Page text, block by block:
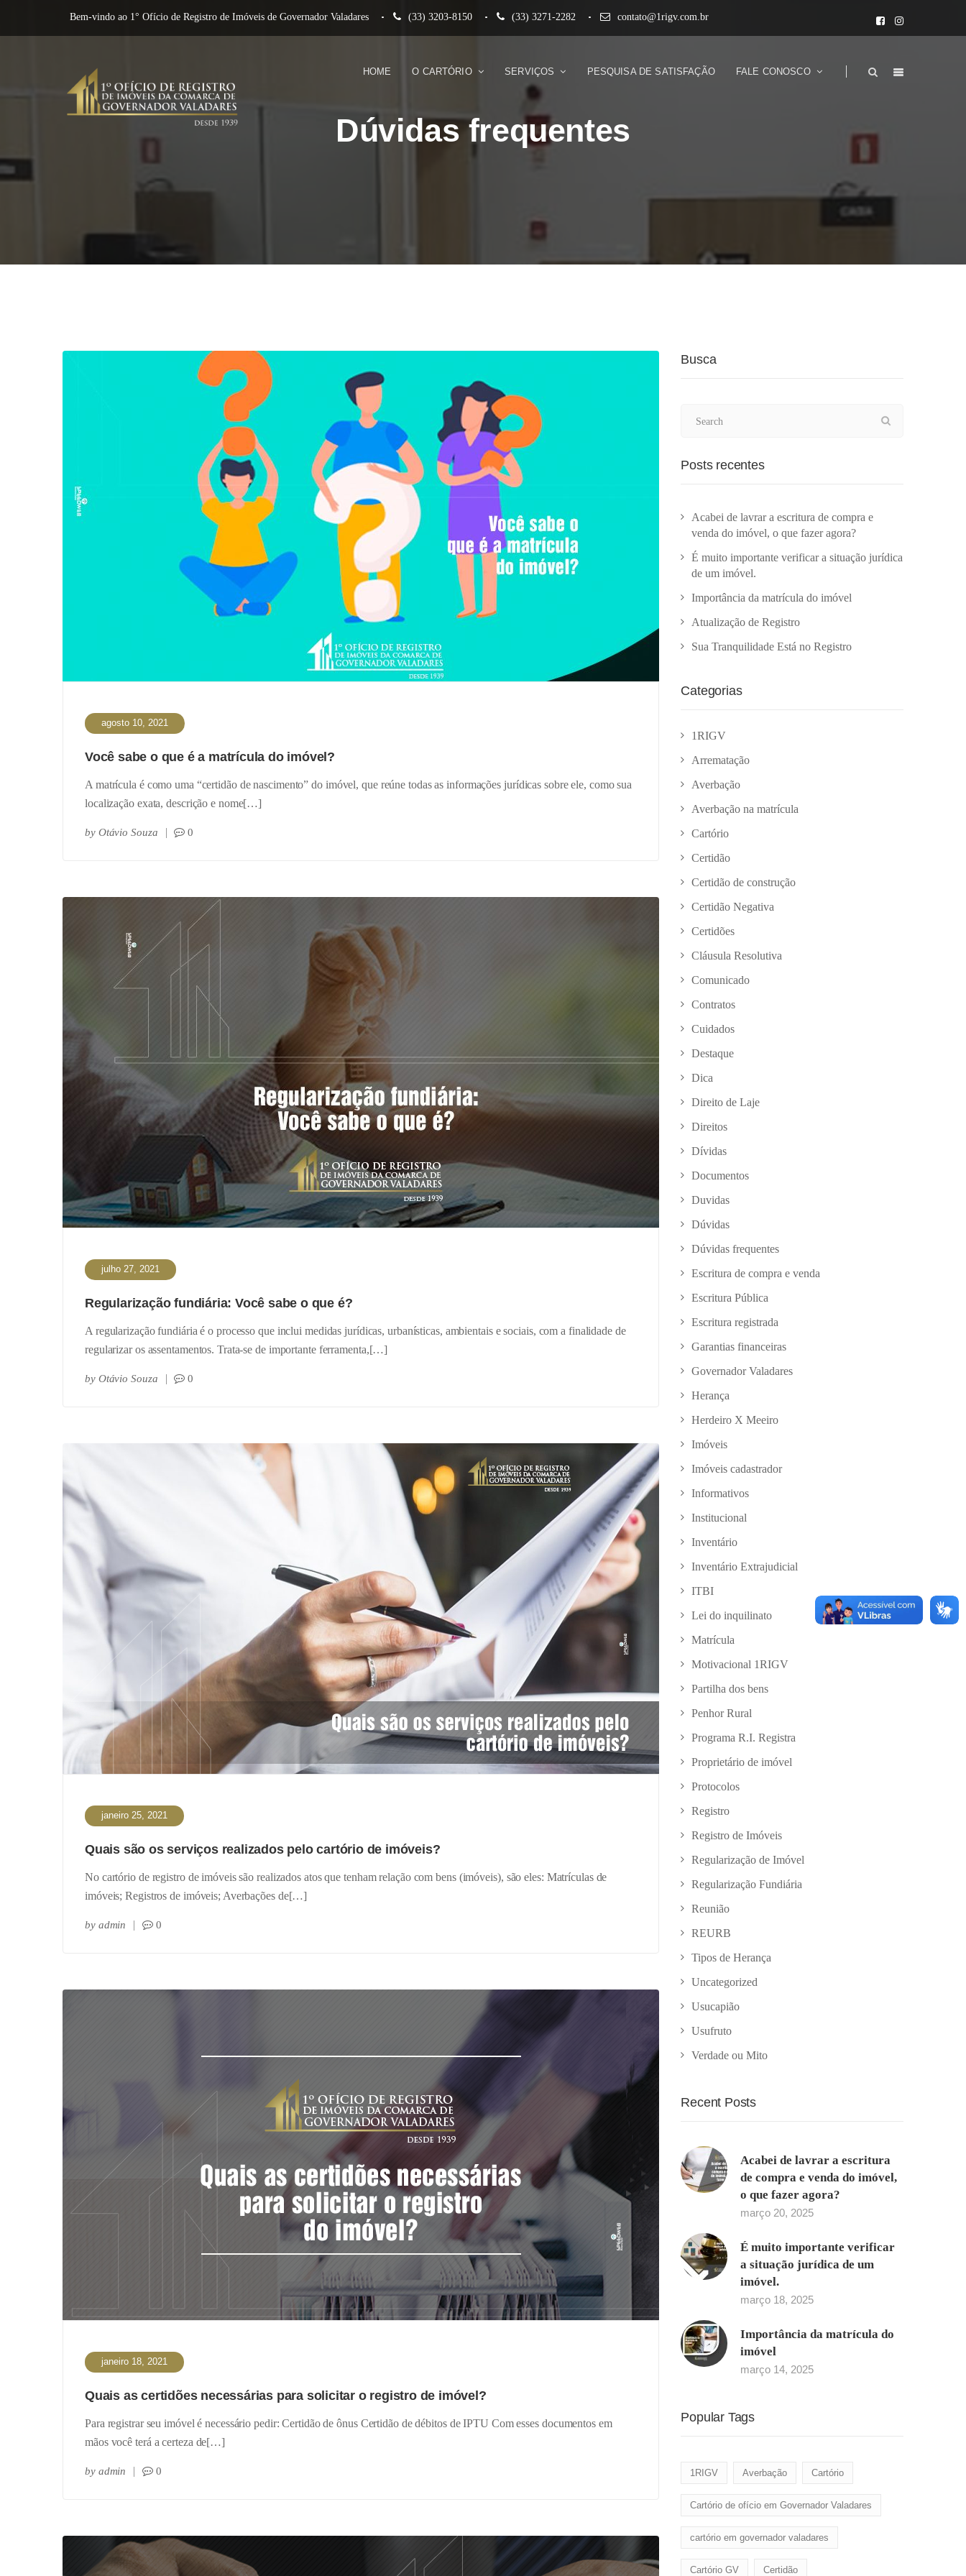
Bem-vindo ao 1° Ofício de Registro de Imóveis de Governador Valadares (33) 3203-8150 (33) 3271-2282 contato@1rigv.com.br
HOME O CARTÓRIO SERVIÇOS PESQUISA DE SATISFAÇÃO FALE CONOSCO
Dúvidas frequentes
agosto 10, 2021
Você sabe o que é a matrícula do imóvel?
A matrícula é como uma “certidão de nascimento” do imóvel, que reúne todas as informações jurídicas sobre ele, como sua
localização exata, descrição e nome[…]
by Otávio Souza 0
julho 27, 2021
Regularização fundiária: Você sabe o que é?
A regularização fundiária é o processo que inclui medidas jurídicas, urbanísticas, ambientais e sociais, com a finalidade de
regularizar os assentamentos. Trata-se de importante ferramenta,[…]
by Otávio Souza 0
janeiro 25, 2021
Quais são os serviços realizados pelo cartório de imóveis?
No cartório de registro de imóveis são realizados atos que tenham relação com bens (imóveis), são eles: Matrículas de
imóveis; Registros de imóveis; Averbações de[…]
by admin 0
janeiro 18, 2021
Quais as certidões necessárias para solicitar o registro de imóvel?
Para registrar seu imóvel é necessário pedir: Certidão de ônus Certidão de débitos de IPTU Com esses documentos em
mãos você terá a certeza de[…]
by admin 0
Busca
Posts recentes
Acabei de lavrar a escritura de compra e
venda do imóvel, o que fazer agora?
É muito importante verificar a situação jurídica
de um imóvel.
Importância da matrícula do imóvel
Atualização de Registro
Sua Tranquilidade Está no Registro
Categorias
1RIGV
Arrematação
Averbação
Averbação na matrícula
Cartório
Certidão
Certidão de construção
Certidão Negativa
Certidões
Cláusula Resolutiva
Comunicado
Contratos
Cuidados
Destaque
Dica
Direito de Laje
Direitos
Dívidas
Documentos
Duvidas
Dúvidas
Dúvidas frequentes
Escritura de compra e venda
Escritura Pública
Escritura registrada
Garantias financeiras
Governador Valadares
Herança
Herdeiro X Meeiro
Imóveis
Imóveis cadastrador
Informativos
Institucional
Inventário
Inventário Extrajudicial
ITBI
Lei do inquilinato
Matrícula
Motivacional 1RIGV
Partilha dos bens
Penhor Rural
Programa R.I. Registra
Proprietário de imóvel
Protocolos
Registro
Registro de Imóveis
Regularização de Imóvel
Regularização Fundiária
Reunião
REURB
Tipos de Herança
Uncategorized
Usucapião
Usufruto
Verdade ou Mito
Recent Posts
Acabei de lavrar a escritura
de compra e venda do imóvel,
o que fazer agora?
março 20, 2025
É muito importante verificar
a situação jurídica de um
imóvel.
março 18, 2025
Importância da matrícula do
imóvel
março 14, 2025
Popular Tags
1RIGV Averbação Cartório
Cartório de ofício em Governador Valadares
cartório em governador valadares
Cartório GV Certidão